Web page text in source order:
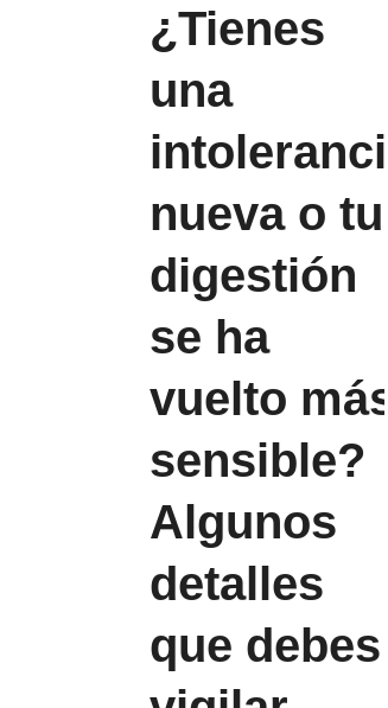
¿Tienes
una
intolerancia
nueva o tu
digestión
se ha
vuelto más
sensible?
Algunos
detalles
que debes